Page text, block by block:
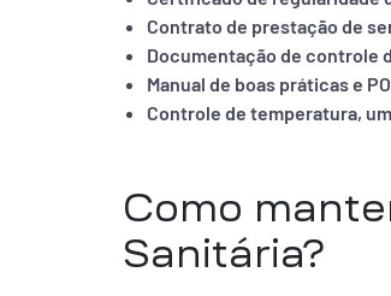
Contrato de prestação de
Documentação de controle
Manual de boas práticas e
Controle de temperatura,
Como
Sanitária?